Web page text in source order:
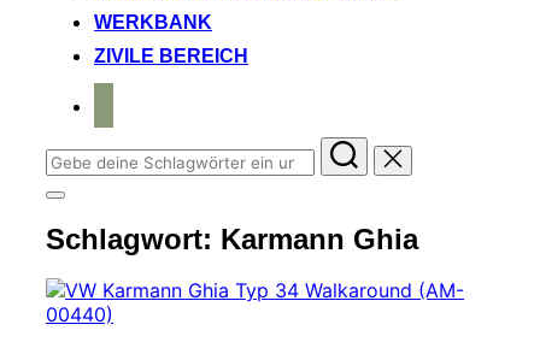
WERKBANK
ZIVILE BEREICH
Suchen
nach:
Seitenleiste
Navigation
umschalten
Schlagwort: Karmann Ghia